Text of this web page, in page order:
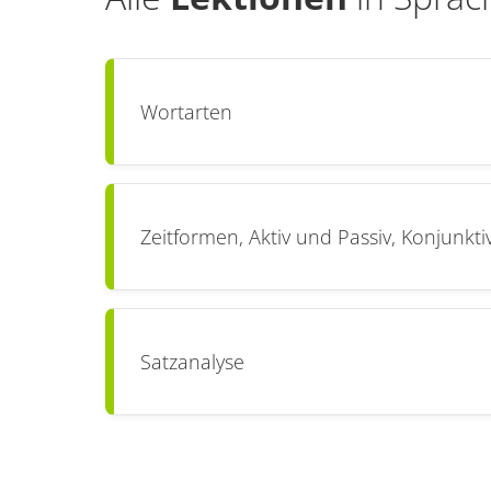
Wortarten
Zeitformen, Aktiv und Passiv,
Satzanalyse